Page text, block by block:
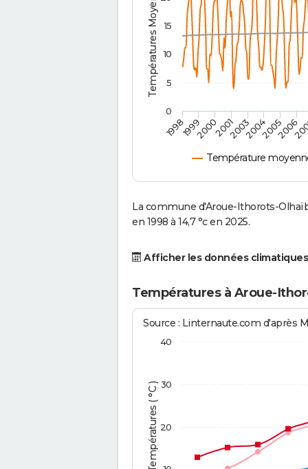
Température
19981999200020012003200420052006
0
5
10
15
La commune d'Aroue-Ithorots-
en 1998 à 14,7 °c en 2025.
Afficher les données
Températures à Aroue-
Températures ( °C )
Source : Linternaute.com d'après
20
30
40